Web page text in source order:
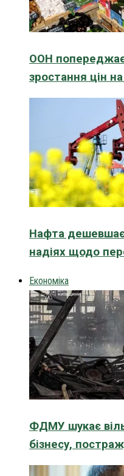
ООН
зростання цін
Нафта дешевшає
надіях щодо
Економіка
ФДМУ шукає
бізнесу,